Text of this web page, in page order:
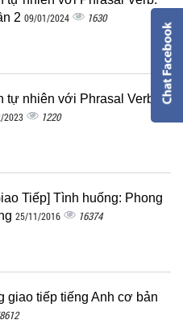
2 09/01/2024 1630
tự nhiên với Phrasal Verb:
2023 1220
Tiếp] Tình huống: Phong
25/11/2016 16374
giao tiếp tiếng Anh cơ bản